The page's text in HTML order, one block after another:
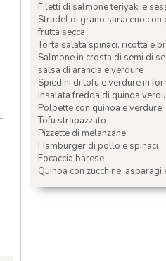
Filetti di salmone teriyaki e
Strudel di grano saraceno con
frutta secca
Torta salata spinaci, ricotta e
Salmone in crosta di semi di
salsa di arancia e verdure
Spiedini di tofu e verdure in
Insalata fredda di quinoa
Polpette con quinoa e verdure
Tofu strapazzato
Pizzette di melanzane
Hamburger di pollo e spinaci
Focaccia barese
Quinoa con zucchine, asparagi